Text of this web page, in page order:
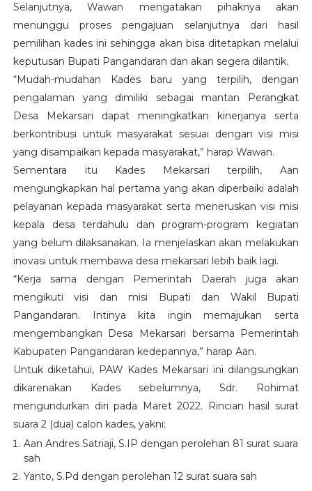
Selanjutnya,Wawan mengatakan pihaknya akan
menunggu proses pengajuan selanjutnya dari hasil
pemilihan kades ini sehingga akan bisa ditetapkan melalui
keputusan Bupati Pangandaran dan akan segera dilantik.
“Mudah-mudahan Kades baru yang terpilih, dengan
pengalaman yang dimiliki sebagai mantan Perangkat
Desa Mekarsari dapat meningkatkan kinerjanya serta
berkontribusi untuk masyarakat sesuai dengan visi misi
yang disampaikan kepada masyarakat,” harap Wawan.
Sementara itu Kades
Mekarsari terpilih,Aan
mengungkapkan hal pertama yang akan diperbaiki adalah
pelayanan kepada masyarakat serta meneruskan visi misi
kepala desa terdahulu dan program-program kegiatan
yang belum dilaksanakan. Ia menjelaskan akan melakukan
inovasi untuk membawa desa mekarsari lebih baik lagi.
“Kerja sama dengan Pemerintah Daerah juga akan
mengikuti visi dan misi Bupati dan Wakil Bupati
Pangandaran. Intinya kita ingin memajukan serta
mengembangkan Desa
Mekarsari bersama Pemerintah
Kabupaten Pangandaran kedepannya,” harap Aan.
Untuk diketahui, PAW Kades Mekarsari ini dilangsungkan
dikarenakan Kades sebelumnya,Sdr. Rohimat
mengundurkan diripada Maret2022. Rincian hasil surat
suara 2(dua) calon kades, yakni:
Aan Andres Satriaji, S.IP dengan perolehan 81 surat suara
sah
Yanto, S.Pd dengan perolehan 12surat suara sah